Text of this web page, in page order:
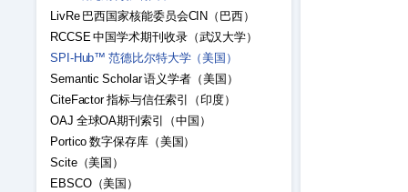
LivRe 巴西国家核能委员会CIN（巴西）
RCCSE 中国学术期刊收录（武汉大学）
SPI-Hub™ 范德比尔特大学（美国）
Semantic Scholar 语义学者（美国）
CiteFactor 指标与信任索引（印度）
OAJ 全球OA期刊索引（中国）
Portico 数字保存库（美国）
Scite（美国）
EBSCO（美国）